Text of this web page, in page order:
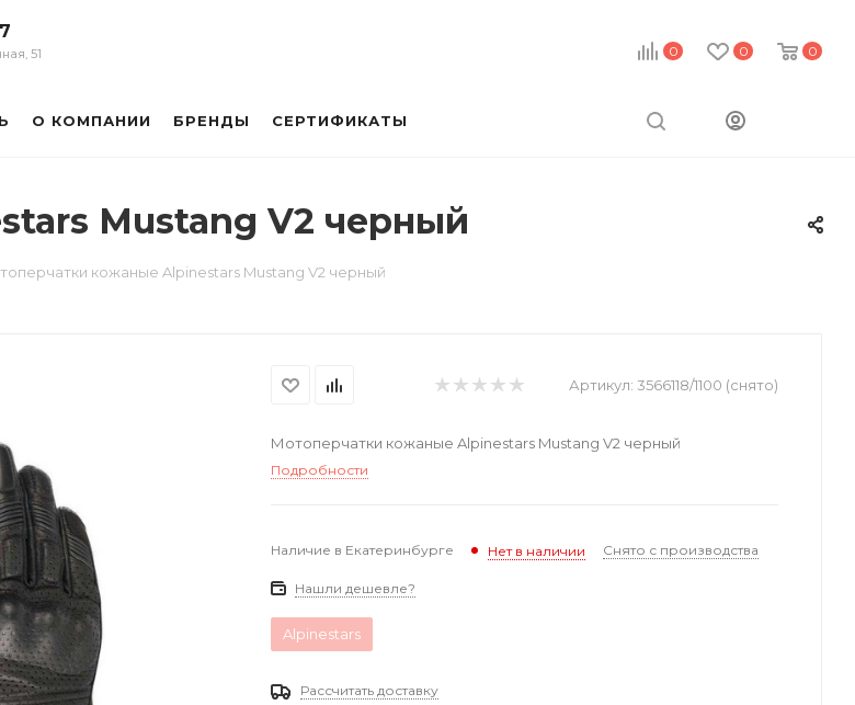
0 0 0
51
О КОМПАНИИ БРЕНДЫ СЕРТИФИКАТЫ
Mustang V2 черный
кожаные Alpinestars Mustang V2 черный
Артикул: 3566118/1100 (снято)
Мотоперчатки кожаные Alpinestars Mustang V2 черный
Подробности
Наличие в Екатеринбурге Нет в наличии Снято с производства
Нашли дешевле?
Alpinestars
Рассчитать доставку